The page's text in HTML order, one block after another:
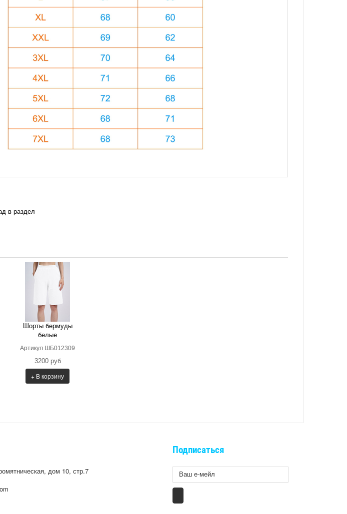
в раздел
Шорты бермуды
белые
Артикул ШБ012309
3200 руб
+ В корзину
дом 10, стр.7
Подписаться